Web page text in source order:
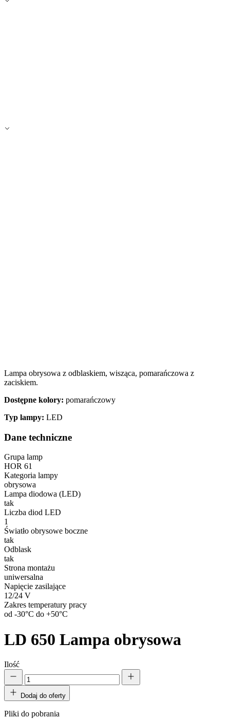
Lampa obrysowa z odblaskiem, wisząca, pomarańczowa z
zaciskiem.
Dostępne kolory: pomarańczowy
Typ lampy: LED
Dane techniczne
Grupa lamp
HOR 61
Kategoria lampy
obrysowa
Lampa diodowa (LED)
tak
Liczba diod LED
1
Światło obrysowe boczne
tak
Odblask
tak
Strona montażu
uniwersalna
Napięcie zasilające
12/24 V
Zakres temperatury pracy
od -30°C do +50°C
LD 650 Lampa obrysowa
Ilość
Dodaj do oferty
Pliki do pobrania